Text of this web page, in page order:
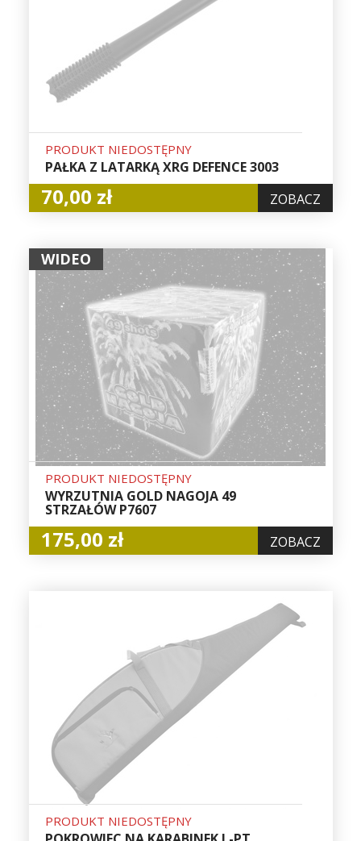
PRODUKT NIEDOSTĘPNY
PAŁKA Z LATARKĄ XRG DEFENCE 3003
70,00 zł ZOBACZ
WIDEO
PRODUKT NIEDOSTĘPNY
WYRZUTNIA GOLD NAGOJA 49
STRZAŁÓW P7607
175,00 zł ZOBACZ
PRODUKT NIEDOSTĘPNY